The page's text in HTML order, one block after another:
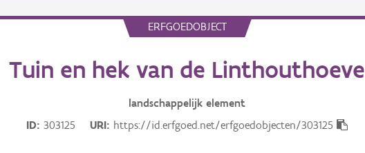
ERFGOEDOBJECT
Tuin en hek van de Linthouthoeve
landschappelijk element
ID
303125 URI https://id.erfgoed.net/erfgoedobjecten/303125